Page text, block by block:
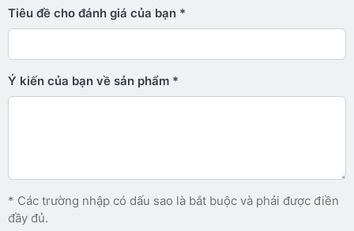
Tiêu đề cho đánh giá của bạn
Ý kiến ​​của bạn về sản phẩm
* Các trường nhập có dấu sao là bắt buộc và phải được điền
đầy đủ.